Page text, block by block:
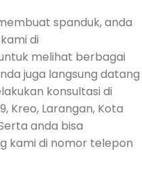
spanduk, anda
di
melihat berbagai
juga langsung datang
konsultasi di
Kreo, Larangan, Kota
anda bisa
kami di nomor telepon